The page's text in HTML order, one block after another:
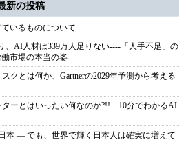
新の投稿
いるものについて
、AI人材は339万人足りない----「人手不足」の
市場の本当の姿
クとは何か、Gartnerの2029年予測から考える
ーとはいったい何なのか?!! 10分でわかるAI
本 ― でも、世界で輝く日本人は確実に増えて